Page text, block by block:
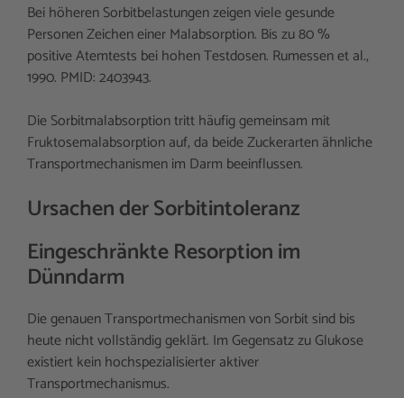
Bei höheren Sorbitbelastungen zeigen viele gesunde
Personen Zeichen einer Malabsorption. Bis zu 80 %
positive Atemtests bei hohen Testdosen. Rumessen et al.,
1990. PMID: 2403943.
Die Sorbitmalabsorption tritt häufig gemeinsam mit
Fruktosemalabsorption auf, da beide Zuckerarten ähnliche
Transportmechanismen im Darm beeinflussen.
Ursachen der Sorbitintoleranz
Eingeschränkte Resorption im
Dünndarm
Die genauen Transportmechanismen von Sorbit sind bis
heute nicht vollständig geklärt. Im Gegensatz zu Glukose
existiert kein hochspezialisierter aktiver
Transportmechanismus.